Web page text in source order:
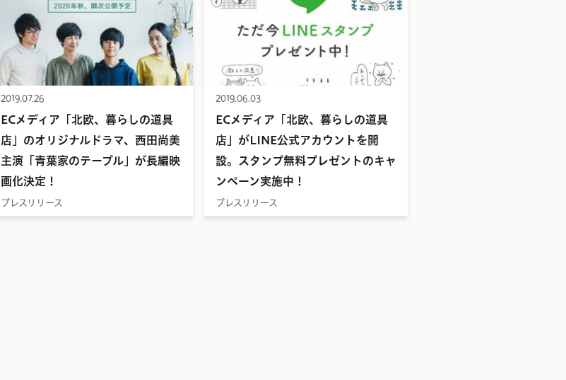
2019.07.26
ECメディア「北欧、暮らしの道具
店」のオリジナルドラマ、西田尚美
主演「青葉家のテーブル」が長編映
画化決定！
プレスリリース
2019.06.03
ECメディア「北欧、暮らしの道具
店」がLINE公式アカウントを開
設。スタンプ無料プレゼントのキャ
ンペーン実施中！
プレスリリース